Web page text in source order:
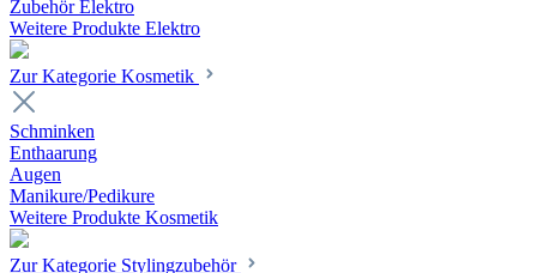
Zubehör Elektro
Weitere Produkte Elektro
Zur Kategorie Kosmetik
Schminken
Enthaarung
Augen
Manikure/Pedikure
Weitere Produkte Kosmetik
Zur Kategorie Stylingzubehör